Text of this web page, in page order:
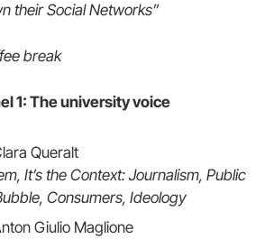
their Social Networks”
break
1: The university voice
Queralt
It’s the Context: Journalism, Public
Consumers, Ideology
Giulio Maglione